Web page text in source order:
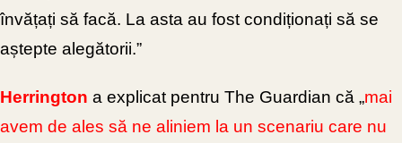
învățați să facă. La asta au fost condiționați să se
aștepte alegătorii.”
Herrington a explicat pentru The Guardian că „mai
avem de ales să ne aliniem la un scenariu care nu